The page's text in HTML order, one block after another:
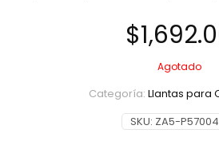
$
Agotado
SKU: ZA5-
Categoría: Llantas para